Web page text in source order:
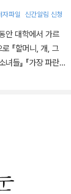
로 전업을 결심한
편집자이던 모리
밤바라 등 여러 저
하며 본격적으로
F. 케네디 상 등
스턴대학교 교수
고향』 『하느님 이
바마 대통령에게서
자파일 신간알림 신청
안 대학에서 가르
『할머니, 개, 그
녀들』 『가장 파란